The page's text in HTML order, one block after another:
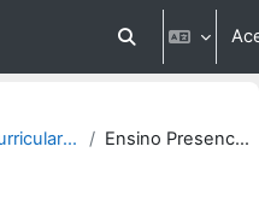
Alternar entrada
Componentes Curriculares Ensino Presencial